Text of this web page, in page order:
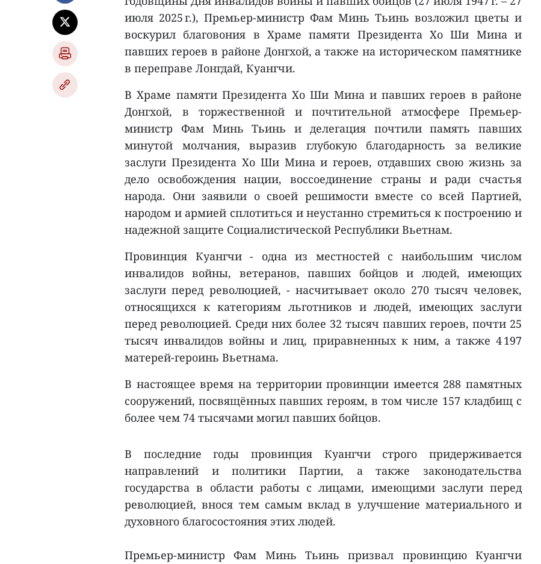
июля 2025 г.), Премьер-министр Фам Минь Тьинь возложил цветы и
воскурил благовония в Храме памяти Президента Хо Ши Мина и
павших героев в районе Донгхой, а также на историческом памятнике
в переправе Лонгдай, Куангчи.
В Храме памяти Президента Хо Ши Мина и павших героев в районе
Донгхой, в торжественной и почтительной атмосфере Премьер-
министр Фам Минь Тьинь и делегация почтили память павших
минутой молчания, выразив глубокую благодарность за великие
заслуги Президента Хо Ши Мина и героев, отдавших свою жизнь за
дело освобождения нации, воссоединение страны и ради счастья
народа. Они заявили о своей решимости вместе со всей Партией,
народом и армией сплотиться и неустанно стремиться к построению и
надежной защите Социалистической Республики Вьетнам.
Провинция Куангчи - одна из местностей с наибольшим числом
инвалидов войны, ветеранов, павших бойцов и людей, имеющих
заслуги перед революцией, - насчитывает около 270 тысяч человек,
относящихся к категориям льготников и людей, имеющих заслуги
перед революцией. Среди них более 32 тысяч павших героев, почти 25
тысяч инвалидов войны и лиц, приравненных к ним, а также 4 197
матерей-героинь Вьетнама.
В настоящее время на территории провинции имеется 288 памятных
сооружений, посвящённых павших героям, в том числе 157 кладбищ с
более чем 74 тысячами могил павших бойцов.
В последние годы провинция Куангчи строго придерживается
направлений и политики Партии, а также законодательства
государства в области работы с лицами, имеющими заслуги перед
революцией, внося тем самым вклад в улучшение материального и
духовного благосостояния этих людей.
Премьер-министр Фам Минь Тьинь призвал провинцию Куангчи